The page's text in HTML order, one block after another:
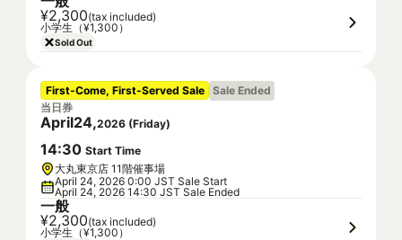
¥2,300(tax included)
小学生（¥1,300）
Sold Out
First-Come, First-Served Sale Sale Ended
当日券
April24,2026 (Friday)
14:30 Start Time
大丸東京店 11階催事場
April 24, 2026 0:00 JST Sale Start
April 24, 2026 14:30 JST Sale Ended
一般
¥2,300(tax included)
小学生（¥1,300）